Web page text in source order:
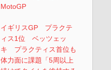
MotoGP
イギリスGP プラクテ
ィス1位 ベッツェッ
キ プラクティス首位も
体力面に課題「5周以上